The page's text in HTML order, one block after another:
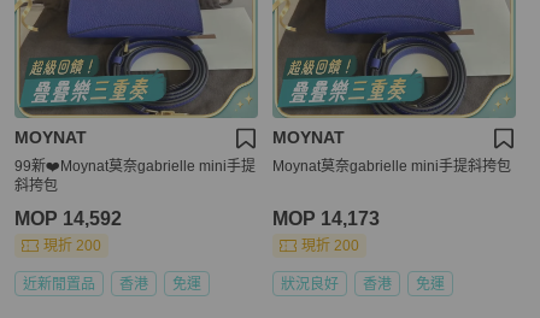
MOYNAT
99新❤️Moynat莫奈gabrielle mini手提
斜挎包
MOP 14,592
現折 200
近新閒置品 香港 免運
MOYNAT
Moynat莫奈gabrielle mini手提斜挎包
MOP 14,173
現折 200
狀況良好 香港 免運